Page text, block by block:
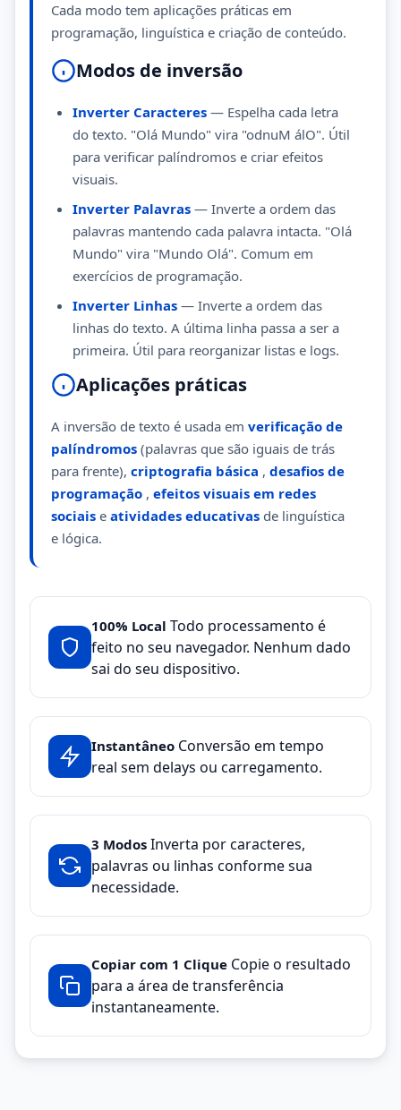
Cada modo tem aplicações práticas em
programação, linguística e criação de conteúdo.
Modos de inversão
Inverter Caracteres — Espelha cada letra
do texto. "Olá Mundo" vira "odnuM álO". Útil
para verificar palíndromos e criar efeitos
visuais.
Inverter Palavras — Inverte a ordem das
palavras mantendo cada palavra intacta. "Olá
Mundo" vira "Mundo Olá". Comum em
exercícios de programação.
Inverter Linhas — Inverte a ordem das
linhas do texto. A última linha passa a ser a
primeira. Útil para reorganizar listas e logs.
Aplicações práticas
A inversão de texto é usada em verificação de
palíndromos (palavras que são iguais de trás
para frente), criptografia básica , desafios de
programação , efeitos visuais em redes
sociais e atividades educativas de linguística
e lógica.
100% Local Todo processamento é
feito no seu navegador. Nenhum dado
sai do seu dispositivo.
Instantâneo Conversão em tempo
real sem delays ou carregamento.
3 Modos Inverta por caracteres,
palavras ou linhas conforme sua
necessidade.
Copiar com 1 Clique Copie o resultado
para a área de transferência
instantaneamente.